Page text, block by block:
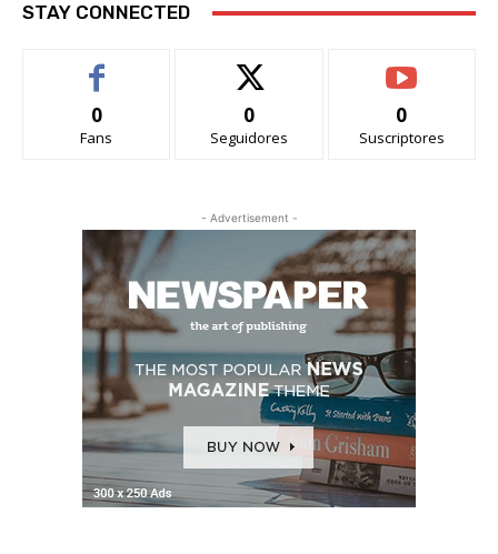
STAY CONNECTED
0
Fans
0
Seguidores
0
Suscriptores
- Advertisement -